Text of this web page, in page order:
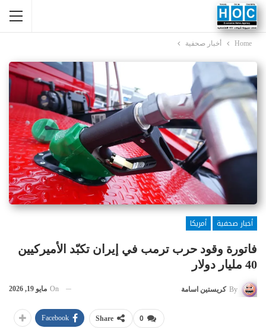
Home أخبار صحفية
أخبار صحفية
أمريكا
فاتورة وقود حرب ترمب في إيران تكبّد الأميركيين
40 مليار دولار
By كريستين اسامة On مايو 19, 2026
0
Share
Facebook